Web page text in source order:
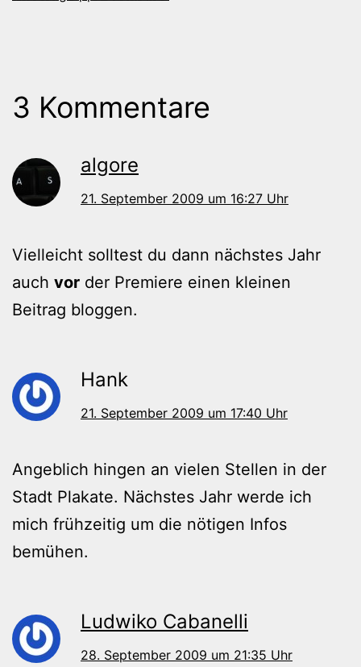
3 Kommentare
algore
21. September 2009 um 16:27 Uhr
Vielleicht solltest du dann nächstes Jahr
auch vor der Premiere einen kleinen
Beitrag bloggen.
Hank
21. September 2009 um 17:40 Uhr
Angeblich hingen an vielen Stellen in der
Stadt Plakate. Nächstes Jahr werde ich
mich frühzeitig um die nötigen Infos
bemühen.
Ludwiko Cabanelli
28. September 2009 um 21:35 Uhr